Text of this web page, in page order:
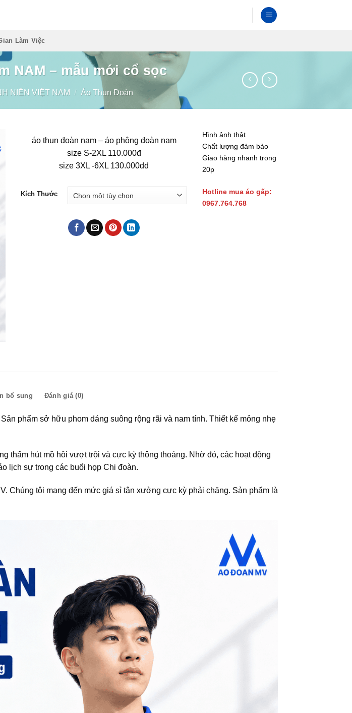
Làm Việc
NAM – mẫu mới cổ sọc
NIÊN VIỆT NAM / Áo Thun Đoàn
áo thun đoàn nam – áo phông đoàn nam
size S-2XL 110.000đ
size 3XL -6XL 130.000dd
Kích Thước
Hình ảnh thật
Chất lượng đảm bảo
Giao hàng nhanh trong
20p
Hotline mua áo gấp:
0967.764.768
bổ sung Đánh giá (0)
phẩm sở hữu phom dáng suông rộng rãi và nam tính. Thiết kế mỏng nhẹ
thấm hút mồ hôi vượt trội và cực kỳ thông thoáng. Nhờ đó, các hoạt động
lịch sự trong các buổi họp Chi đoàn.
Chúng tôi mang đến mức giá sỉ tận xưởng cực kỳ phải chăng. Sản phẩm là